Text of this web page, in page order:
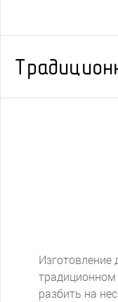
При
привычкам
Изготовление
разбить на